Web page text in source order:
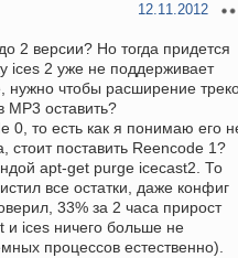
12.11.2012
2 версии? Но тогда придется
ices 2 уже не поддерживает
нужно чтобы расширение
оставить?
0, то есть как я понимаю его
стоит поставить Reencode 1?
apt-get purge icecast2. То
все остатки, даже конфиг
33% за 2 часа прирост
и ices ничего больше не
процессов естественно).